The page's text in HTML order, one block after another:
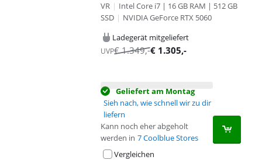
VR | Intel Core i7 | 16 GB RAM | 512 GB
SSD | NVIDIA GeForce RTX 5060
Ladegerät mitgeliefert
UVP€1.349,-€ 1.305,-
Geliefert am Montag
Sieh nach, wie schnell wir zu dir
liefern
Kann noch eher abgeholt
werden in 7 Coolblue Stores
Vergleichen